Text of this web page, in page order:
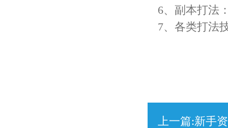
6、副本打法
7、各类打法
上一篇:新手